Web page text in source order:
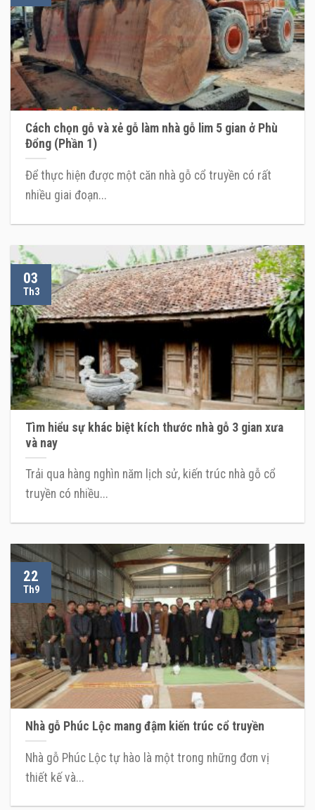
Cách chọn gỗ và xẻ gỗ làm nhà gỗ lim 5 gian ở Phù
Đổng (Phần 1)
Để thực hiện được một căn nhà gỗ cổ truyền có rất
nhiều giai đoạn...
Tìm hiểu sự khác biệt kích thước nhà gỗ 3 gian xưa
và nay
Trải qua hàng nghìn năm lịch sử, kiến trúc nhà gỗ cổ
truyền có nhiều...
03
Th3
Nhà gỗ Phúc Lộc mang đậm kiến trúc cổ truyền
Nhà gỗ Phúc Lộc tự hào là một trong những đơn vị
thiết kế và...
22
Th9